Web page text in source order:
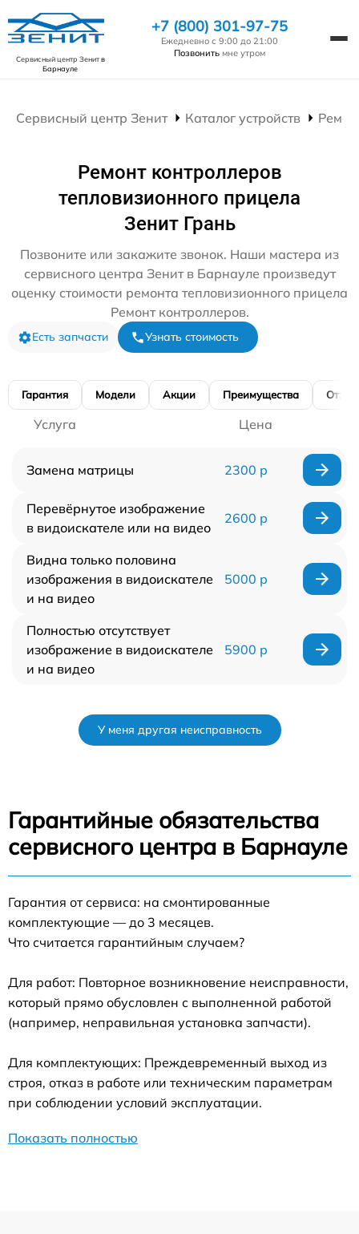
Сервисный центр Зенитв
Барнауле
+7 (800) 301-97-75
Ежедневно с 9:00 до 21:00
Позвонить мне утром
Сервисный центр Зенит Каталог устройств
Ремонт контроллеров
тепловизионного прицела
Зенит Грань
Позвоните или закажите звонок. Наши мастера из
сервисного центра Зенит в Барнауле произведут
оценку стоимости ремонта тепловизионного прицела
Ремонт контроллеров.
Есть запчасти Узнать стоимость
Гарантия Модели Акции Преимущества
Услуга Цена
Замена матрицы 2300 р
Перевёрнутое изображение
в видоискателе или на видео
2600 р
Видна только половина
изображения в видоискателе
и на видео
5000 р
Полностью отсутствует
изображение в видоискателе
и на видео
5900 р
У меня другая неисправность
Гарантийные обязательства
сервисного центра в Барнауле
Гарантия от сервиса: на смонтированные
комплектующие — до 3 месяцев.
Что считается гарантийным случаем?
Для работ: Повторное возникновение неисправности,
который прямо обусловлен с выполненной работой
(например, неправильная установка запчасти).
Для комплектующих: Преждевременный выход из
строя, отказ в работе или техническим параметрам
при соблюдении условий эксплуатации.
Показать полностью